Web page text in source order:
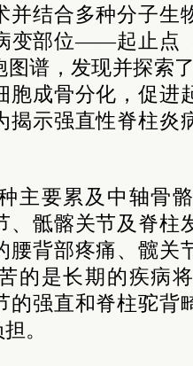
并结合多种分子生
变部位——起止点
谱，发现并探索
胞成骨分化，促进
揭示强直性脊柱炎
主要累及中轴骨
、骶髂关节及脊柱
腰背部疼痛、髋关
的是长期的疾病
的强直和脊柱驼背
。